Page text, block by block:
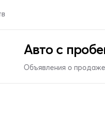
Авто с
Объявления о